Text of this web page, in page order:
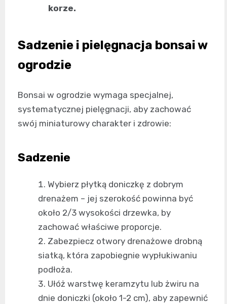
korze.
Sadzenie i pielęgnacja bonsai w
ogrodzie
Bonsai w ogrodzie wymaga specjalnej,
systematycznej pielęgnacji, aby zachować
swój miniaturowy charakter i zdrowie:
Sadzenie
Wybierz płytką doniczkę z dobrym
drenażem – jej szerokość powinna być
około 2/3 wysokości drzewka, by
zachować właściwe proporcje.
Zabezpiecz otwory drenażowe drobną
siatką, która zapobiegnie wypłukiwaniu
podłoża.
Ułóż warstwę keramzytu lub żwiru na
dnie doniczki (około 1-2 cm), aby zapewnić